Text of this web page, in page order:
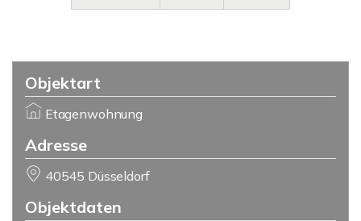
Objektart
Etagenwohnung
Adresse
40545 Düsseldorf
Objektdaten